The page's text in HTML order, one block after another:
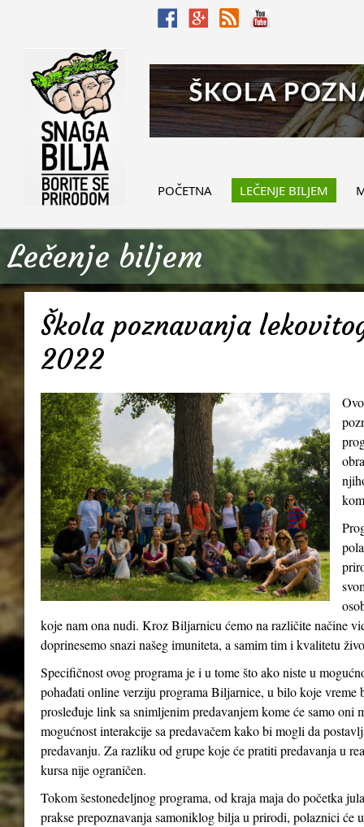
POČETNA LEČENJE BILJEM
Lečenje biljem
Škola poznavanja
2022
koje nam ona nudi. Kroz Biljarnicu ćemo na različite načine
doprinesemo snazi našeg imuniteta, a samim tim i kvalitetu
Specifičnost ovog programa je i u tome što ako niste u
pohađati online verziju programa Biljarnice, u bilo koje vreme
prosleđuje link sa snimljenim predavanjem kome će samo
mogućnost interakcije sa predavačem kako bi mogli da
predavanju. Za razliku od grupe koje će pratiti predavanja u
kursa nije ograničen.
Tokom šestonedeljnog programa, od kraja maja do početka
prakse prepoznavanja samoniklog bilja u prirodi, polaznici će